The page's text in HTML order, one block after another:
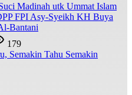
Madinah utk Ummat Islam
FPI Asy-Syeikh KH Buya
Bantani
179